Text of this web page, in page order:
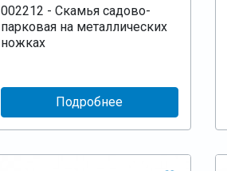
002212 - Скамья садово-
парковая на металлических
ножках
Подробнее